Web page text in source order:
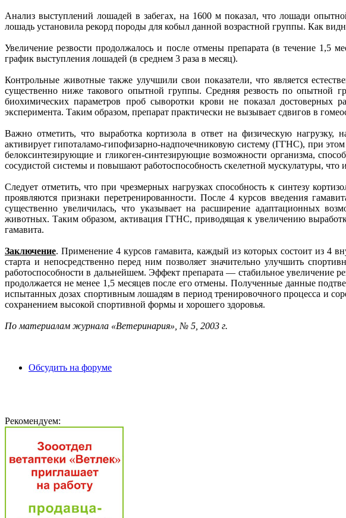
Анализ выступлений лошадей в забегах, на 1600 мпоказал, что лошади
лошадь установила рекорд породы для кобыл данной возрастной группы. Как
Увеличение резвости продолжалось и после отмены препарата (в течение 1,5
график выступления лошадей (в среднем 3 раза в месяц).
Контрольные животные также улучшили свои показатели, что является
существенно ниже такового опытной группы. Средняя резвость по
биохимических параметров проб сыворотки крови не показал
эксперимента. Таким образом, препарат практически не вызывает сдвигов в
Важно отметить, что выработка кортизола в ответ на физическую нагрузку,
активирует гипоталамо-гипофизарно-надпочечниковую систему (ГГНС), при
белоксинтезирующие и гликоген-синтезирующие возможности организма,
сосудистой системы и повышают работоспособность скелетной мускулатуры,
Следует отметить, что при чрезмерных нагрузках способность к синтезу
проявляются признаки перетренированности. После 4 курсов введения
существенно увеличилась, что указывает на расширение адаптационных
животных. Таким образом, активация ГГНС, приводящая к увеличению
гамавита.
Заключение. Применение 4 курсов гамавита, каждый из которых состоит из 4
старта и непосредственно перед ним позволяет значительно улучшить
работоспособности в дальнейшем. Эффект препарата — стабильное увеличение
продолжается не менее 1,5 месяцев после его отмены. Полученные данные
испытанных дозах спортивным лошадям в период тренировочного процесса и
сохранением высокой спортивной формы и хорошего здоровья.
По материалам журнала «Ветеринария», № 5, 2003 г.
Обсудить на форуме
Рекомендуем: